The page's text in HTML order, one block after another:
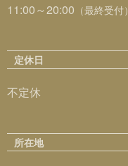
11:00～20:00 （最終受付）
定休日
不定休
所在地